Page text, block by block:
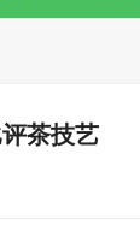
茶技艺